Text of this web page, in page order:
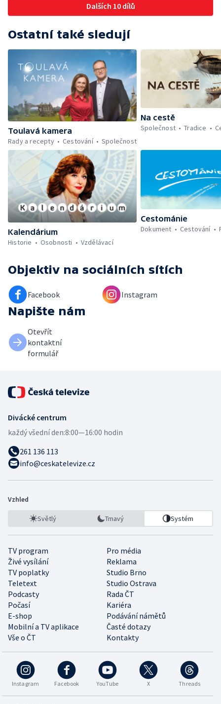
Dalších 10 dílů
Ostatní také sledují
Toulavá kamera
Rady a recepty
Cestování Společnost
Na cestě
Společnost
Tradice
Kalendárium
Historie
Osobnosti Vzdělávací
Cestománie
Dokument
Cestování
Objektiv na sociálních sítích
Facebook Instagram
Napište nám
Otevřít
kontaktní
formulář
Divácké centrum
každý všední den:8:00—16:00 hodin
261 136 113
info@ceskatelevize.cz
Vzhled
Světlý Tmavý Systém
TV program
Pro média
Živé vysílání
Reklama
TV poplatky
Studio Brno
Teletext
Studio Ostrava
Podcasty
Rada ČT
Počasí
Kariéra
E-shop
Podávání námětů
Mobilní a TV aplikace
Časté dotazy
Vše o ČT
Kontakty
Instagram Facebook YouTube X Threads